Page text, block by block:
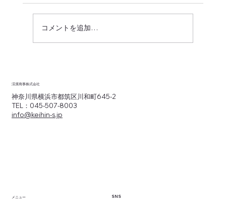
コメントを追加…
渓濱商事株式会社
神奈川県横浜市都筑区川和町645-2
TEL：045-507-8003
info@keihin-s.jp
メニュー SNS